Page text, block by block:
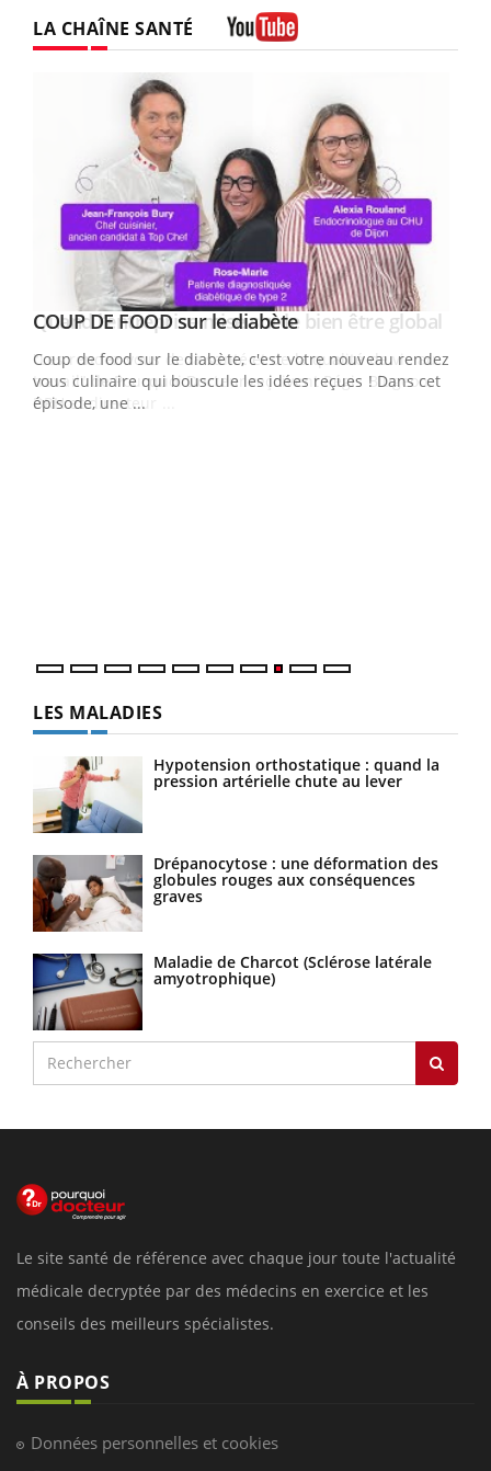
LA CHAÎNE SANTÉ
Youtube
COUP DE FOOD sur le diabèteYoutube
Coup de food sur le diabète, c'est votre nouveau rendez-
vous culinaire qui bouscule les idées reçues ! Dans cet
épisode, une ...
Youtube
Quand l’entreprise mise sur le bien être global
"Les rendez-vous de la santé et de la qualité de vie au
travail" de Pourquoi Docteur reçoivent Régis Blugeon,
DRH et directeur ...
LES MALADIES
Hypotension orthostatique : quand la
pression artérielle chute au lever
Drépanocytose : une déformation des
globules rouges aux conséquences
graves
Maladie de Charcot (Sclérose latérale
amyotrophique)
Le site santé de référence avec chaque jour toute l'actualité
médicale decryptée par des médecins en exercice et les
conseils des meilleurs spécialistes.
À PROPOS
Données personnelles et cookies